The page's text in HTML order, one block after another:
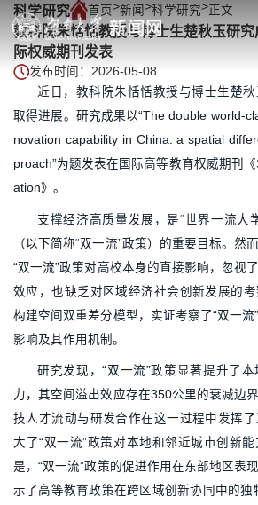
科学研究 首页>新闻 >科学研究>正文
教科院朱恬恬教授与博士生楚秋玉研
际权威期刊发表
发布时间：2026-05-08
近日，教科院朱恬恬教授与博士生楚
取得进展。研究成果以“The double world-
novation capability in China: a spatial
proach”为题发表在国际高等教育权威期刊
ation》。
支撑经济高质量发展，是“世界一流大
（以下简称“双一流”政策）的重要目标。然
“双一流”政策对高校本身的直接影响，忽视
效应，也缺乏对区域经济社会创新发展的
构建空间双重差分模型，实证考察了“双一
影响及其作用机制。
研究发现，“双一流”政策显著提升了
力，其空间溢出效应存在350公里的衰减边
技人才流动与研发合作在这一过程中发挥
大了“双一流”政策对本地和邻近城市创新
是，“双一流”政策的促进作用在东部地区表
示了高等教育政策在跨区域创新协同中的独